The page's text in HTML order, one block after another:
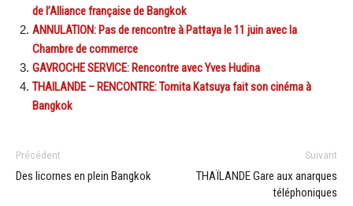
de l’Alliance française de Bangkok
ANNULATION: Pas de rencontre à Pattaya le 11 juin avec la
Chambre de commerce
GAVROCHE SERVICE: Rencontre avec Yves Hudina
THAILANDE – RENCONTRE: Tomita Katsuya fait son cinéma à
Bangkok
Précédent
Des licornes en plein Bangkok
Suivant
THAÏLANDE Gare aux anarques
téléphoniques